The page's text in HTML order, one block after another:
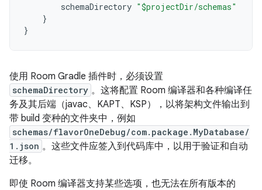
schemaDirectory "$projectDir/schemas"
}
}
使用 Room Gradle 插件时，必须设置
schemaDirectory 。这将配置 Room 编译器和各种编译任
务及其后端（javac、KAPT、KSP），以将架构文件输出到
带 build 变种的文件夹中，例如
schemas/flavorOneDebug/com.package.MyDatabase/
1.json 。这些文件应签入到代码库中，以用于验证和自动
迁移。
即使 Room 编译器支持某些选项，也无法在所有版本的